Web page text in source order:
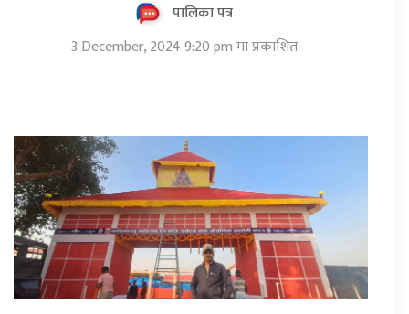
पालिका पत्र
3 December, 2024 9:20 pm मा प्रकाशित